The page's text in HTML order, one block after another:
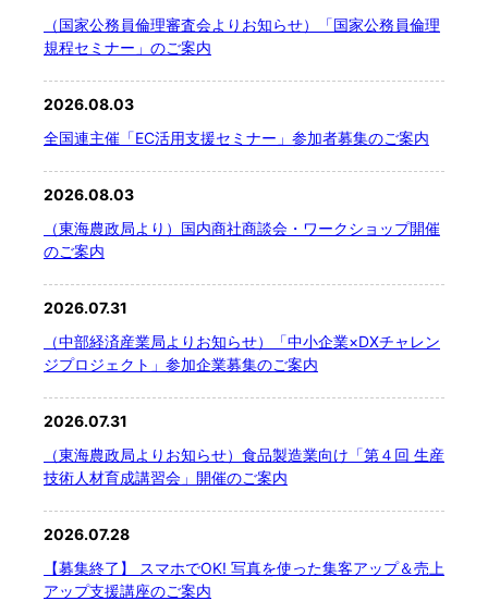
（国家公務員倫理審査会よりお知らせ）「国家公務員倫理
規程セミナー」のご案内
2026.08.03
全国連主催「EC活用支援セミナー」参加者募集のご案内
2026.08.03
（東海農政局より）国内商社商談会・ワークショップ開催
のご案内
2026.07.31
（中部経済産業局よりお知らせ）「中小企業×DXチャレン
ジプロジェクト」参加企業募集のご案内
2026.07.31
（東海農政局よりお知らせ）食品製造業向け「第４回 生産
技術人材育成講習会」開催のご案内
2026.07.28
【募集終了】 スマホでOK! 写真を使った集客アップ＆売上
アップ支援講座のご案内